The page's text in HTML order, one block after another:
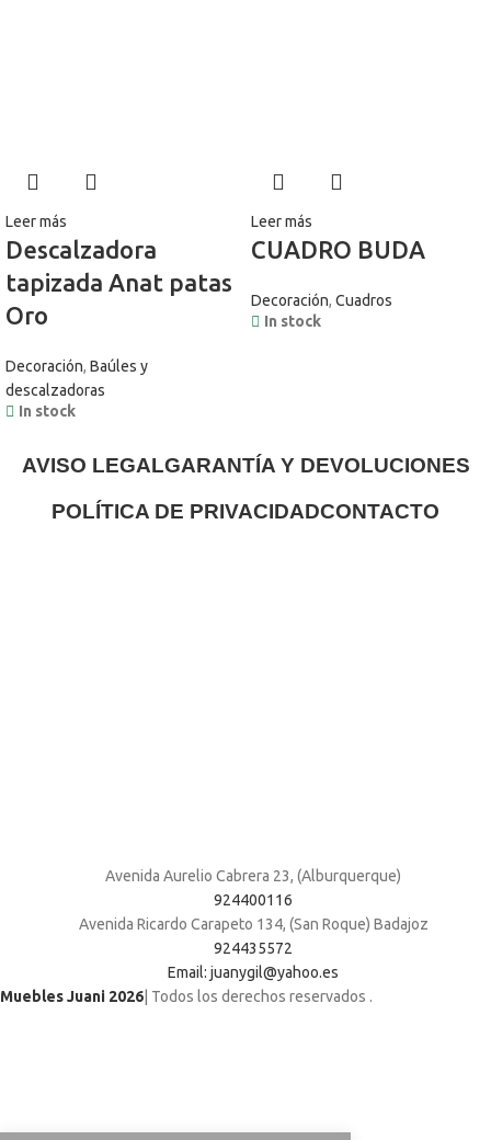
Leer más
Descalzadora
tapizada Anat patas
Oro
Decoración, Baúles y
descalzadoras
In stock
Leer más
CUADRO BUDA
Decoración, Cuadros
In stock
AVISO LEGALGARANTÍA Y DEVOLUCIONES
POLÍTICA DE PRIVACIDADCONTACTO
Avenida Aurelio Cabrera 23, (Alburquerque)
924400116
Avenida Ricardo Carapeto 134, (San Roque) Badajoz
924435572
Email: juanygil@yahoo.es
Muebles Juani 2026 | Todos los derechos reservados .